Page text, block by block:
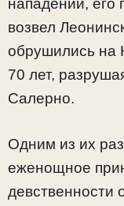
возвел
обрушились на
70 лет,
Салерно.
Одним из их
еженощное
девственности